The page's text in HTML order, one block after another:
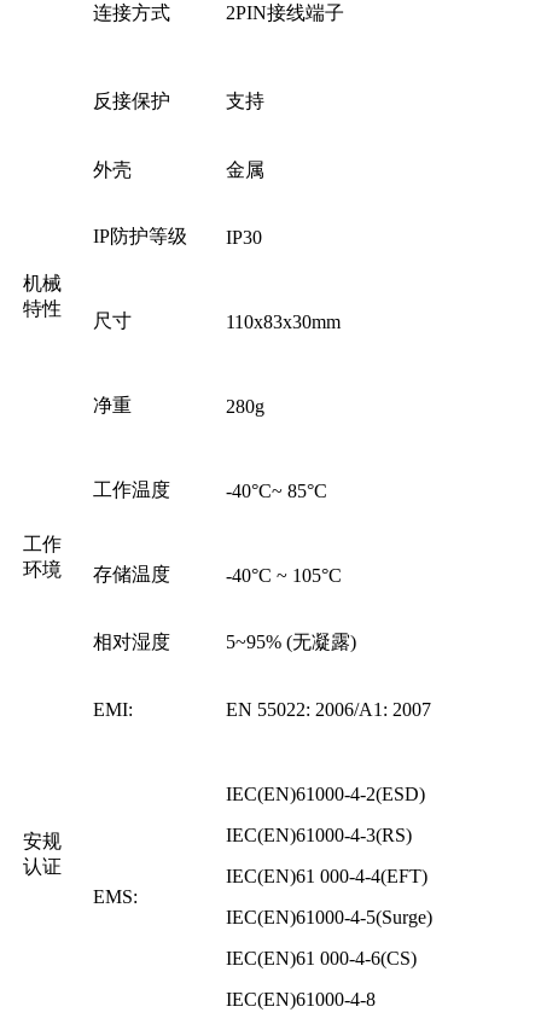
连接方式 2PIN接线端子
反接保护 支持
机械
特性
外壳 金属
IP防护等级 IP30
尺寸 110x83x30mm
净重 280g
工作
环境
工作温度 -40°C~ 85°C
存储温度 -40°C ~ 105°C
相对湿度 5~95% (无凝露)
安规
认证
EMI: EN 55022: 2006/A1: 2007
EMS:
IEC(EN)61000-4-2(ESD)
IEC(EN)61000-4-3(RS)
IEC(EN)61 000-4-4(EFT)
IEC(EN)61000-4-5(Surge)
IEC(EN)61 000-4-6(CS)
IEC(EN)61000-4-8